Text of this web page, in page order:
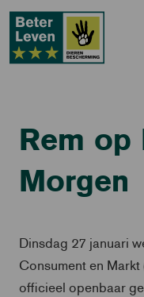
Rem op
Morgen
Dinsdag 27 januari
Consument en
officieel openbaar